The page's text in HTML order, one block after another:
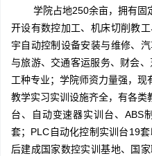
学院占地250余亩，拥有固
开设有数控加工、机床切削教
宇自动控制设备安装与维修、
与旅游、交通客运服务、财会
工种专业；学院师资力量强，
教学实习实训设施齐全，有各类
台、自动变速器实训台、ABS
套；PLC自动化控制实训台19
后建成国家数控实训基地、国